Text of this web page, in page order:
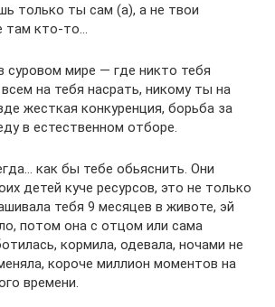
только ты сам (а), а не твои
там кто-то…
мире — где никто тебя
на тебя насрать, никому ты на
жесткая конкуренция, борьба за
в естественном отборе.
как бы тебе обьяснить. Они
детей куче ресурсов, это не только
тебя 9 месяцев в животе, эй
потом она с отцом или сама
кормила, одевала, ночами не
короче миллион моментов на
времени.